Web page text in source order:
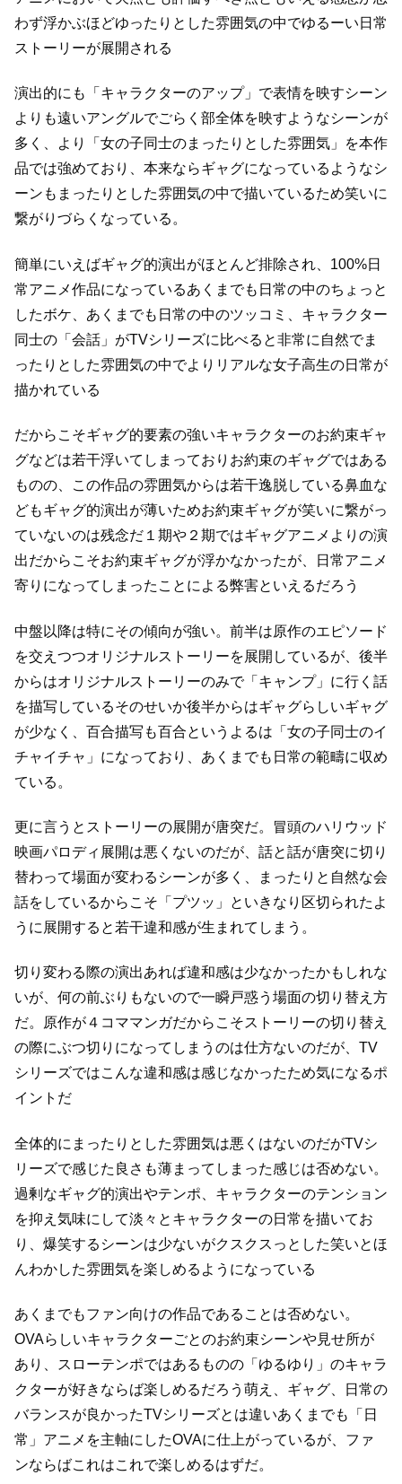
わず浮かぶほどゆったりとした雰囲気の中でゆるーい日常
ストーリーが展開される
演出的にも「キャラクターのアップ」で表情を映すシーン
よりも遠いアングルでごらく部全体を映すようなシーンが
多く、
より「女の子同士のまったりとした雰囲気」を本作
品では強めており、 本来ならギャグになっているようなシ
ーンもまったりとした雰囲気の中で描いているため笑いに
繋がりづらくなっている。
簡単にいえばギャグ的演出がほとんど排除され、100%日
常アニメ作品になっているあくまでも日常の中のちょっと
したボケ、あくまでも日常の中のツッコミ、 キャラクター
同士の「会話」がTVシリーズに比べると非常に自然でま
ったりとした雰囲気の中でよりリアルな女子高生の日常が
描かれている
だからこそギャグ的要素の強いキャラクターのお約束ギャ
グなどは若干浮いてしまっており お約束のギャグではある
ものの、この作品の雰囲気からは若干逸脱している鼻血な
どもギャグ的演出が薄いためお約束ギャグが笑いに繋がっ
ていないのは残念だ １期や２期ではギャグアニメよりの演
出だからこそお約束ギャグが浮かなかったが、
日常アニメ
寄りになってしまったことによる弊害といえるだろう
中盤以降は特にその傾向が強い。 前半は原作のエピソード
を交えつつオリジナルストーリーを展開しているが、 後半
からはオリジナルストーリーのみで「キャンプ」に行く話
を描写しているそのせいか後半からはギャグらしいギャグ
が少なく、 百合描写も百合というよるは「女の子同士のイ
チャイチャ」になっており、 あくまでも日常の範疇に収め
ている。
更に言うとストーリーの展開が唐突だ。
冒頭のハリウッド
映画パロディ展開は悪くないのだが、 話と話が唐突に切り
替わって場面が変わるシーンが多く、
まったりと自然な会
話をしているからこそ「プツッ」といきなり区切られたよ
うに 展開すると若干違和感が生まれてしまう。
切り変わる際の演出あれば違和感は少なかったかもしれな
いが、 何の前ぶりもないので一瞬戸惑う場面の切り替え方
だ。
原作が４コママンガだからこそストーリーの切り替え
の際にぶつ切りになってしまうのは仕方ないのだが、TV
シリーズではこんな違和感は感じなかったため気になるポ
イントだ
全体的にまったりとした雰囲気は悪くはないのだがTVシ
リーズで感じた良さも薄まってしまった感じは否めない。
過剰なギャグ的演出やテンポ、キャラクターのテンション
を抑え気味にして淡々とキャラクターの日常を描いてお
り、爆笑するシーンは少ないがクスクスっとした笑いとほ
んわかした雰囲気を楽しめるようになっている
あくまでもファン向けの作品であることは否めない。
OVAらしいキャラクターごとのお約束シーンや見せ所が
あり、
スローテンポではあるものの「ゆるゆり」のキャラ
クターが好きならば楽しめるだろう 萌え、ギャグ、日常の
バランスが良かったTVシリーズとは違いあくまでも「日
常」アニメを主軸にしたOVAに仕上がっているが、 ファ
ンならばこれはこれで楽しめるはずだ。